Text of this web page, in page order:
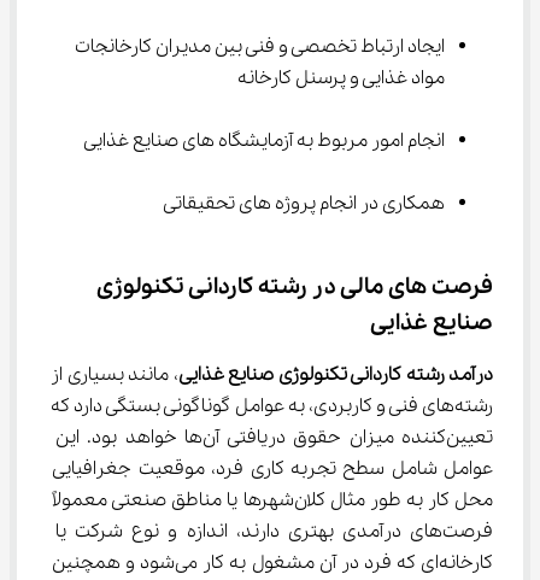
ایجاد ارتباط تخصصی و فنی بین مدیران کارخانجات
مواد غذایی و پرسنل کارخانه
انجام امور مربوط به آزمایشگاه­ های صنایع غذایی
همکاری در انجام پروژه­ های تحقیقاتی
فرصت های مالی در رشته کاردانی تکنولوژی
صنایع غذایی
درآمد رشته کاردانی تکنولوژی صنایع غذایی، مانند بسیاری از
رشته‌های فنی و کاربردی، به عوامل گوناگونی بستگی دارد که
تعیین‌کننده میزان حقوق دریافتی آن‌ها خواهد بود. این
عوامل شامل سطح تجربه کاری فرد، موقعیت جغرافیایی
محل کار به طور مثال کلان‌شهرها یا مناطق صنعتی معمولاً
فرصت‌های درآمدی بهتری دارند، اندازه و نوع شرکت یا
کارخانه‌ای که فرد در آن مشغول به کار می‌شود و همچنین